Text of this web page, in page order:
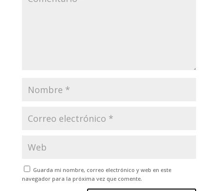
Guarda mi nombre, correo electrónico y web en este
navegador para la próxima vez que comente.